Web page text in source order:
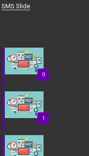
SMS Slide
0
1